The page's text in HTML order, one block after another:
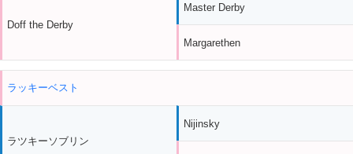
Doff the Derby
Master Derby
Margarethen
ラッキーベスト
ラツキーソブリン
Nijinsky